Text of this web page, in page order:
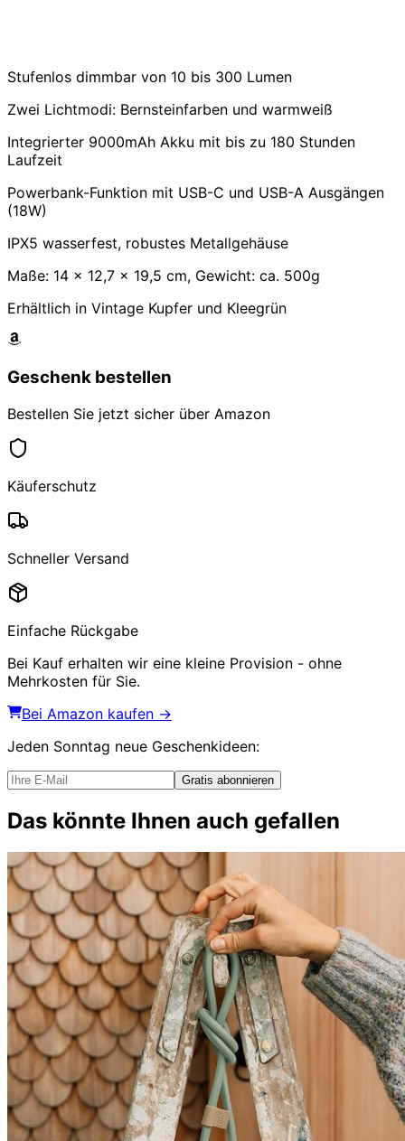
Stufenlos dimmbar von 10 bis 300 Lumen
Zwei Lichtmodi: Bernsteinfarben und warmweiß
Integrierter 9000mAh Akku mit bis zu 180 Stunden
Laufzeit
Powerbank-Funktion mit USB-C und USB-A Ausgängen
(18W)
IPX5 wasserfest, robustes Metallgehäuse
Maße: 14 x 12,7 x 19,5 cm, Gewicht: ca. 500g
Erhältlich in Vintage Kupfer und Kleegrün
Geschenk bestellen
Bestellen Sie jetzt sicher über Amazon
Käuferschutz
Schneller Versand
Einfache Rückgabe
Bei Kauf erhalten wir eine kleine Provision - ohne
Mehrkosten für Sie.
Bei Amazon kaufen →
Jeden Sonntag neue Geschenkideen:
Gratis abonnieren
Das könnte Ihnen auch gefallen